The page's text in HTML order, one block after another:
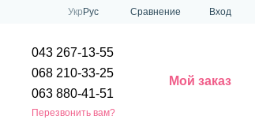
Укр Рус Сравнение Вход
043 267-13-55
068 210-33-25
063 880-41-51
Перезвонить вам?
Мой заказ